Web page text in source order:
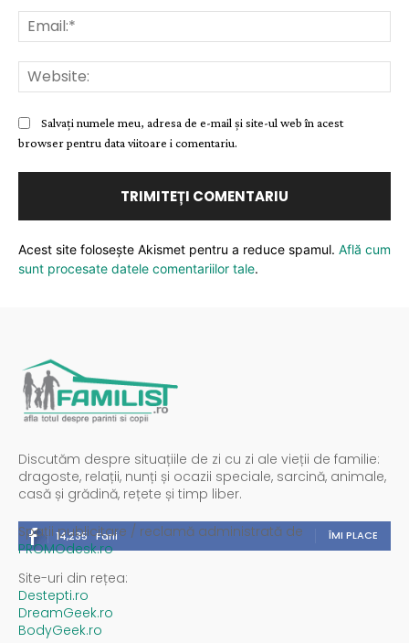
Salvați numele meu, adresa de e-mail și site-ul web în acest
browser pentru data viitoare i comentariu.
Acest site folosește Akismet pentru a reduce spamul. Află cum
sunt procesate datele comentariilor tale.
Discutăm despre situațiile de zi cu zi ale vieții de familie:
dragoste, relații, nunți și ocazii speciale, sarcină, animale,
casă și grădină, rețete și timp liber.
14,235 Fani ÎMI PLACE
Spații publicitare / reclamă administrată de
PROMOdesk.ro
Site-uri din rețea:
Destepti.ro
DreamGeek.ro
BodyGeek.ro